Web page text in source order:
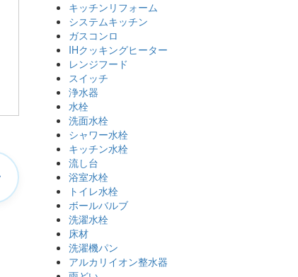
キッチンリフォーム
システムキッチン
ガスコンロ
IHクッキングヒーター
レンジフード
スイッチ
浄水器
水栓
洗面水栓
シャワー水栓
キッチン水栓
流し台
浴室水栓
トイレ水栓
ボールバルブ
洗濯水栓
床材
洗濯機パン
アルカリイオン整水器